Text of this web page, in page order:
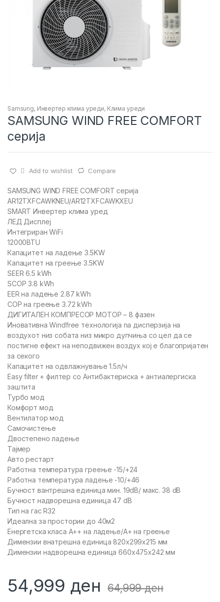
Samsung, Инвертер клима уреди, Клима уреди
SAMSUNG WIND FREE COMFORT
серија
Add to wishlist Compare
SAMSUNG WIND FREE COMFORT серија
AR12TXFCAWKNEU/AR12TXFCAWKXEU
SMART Инвертер клима уред
ЛЕД Дисплеј
Интегриран WiFi
12000BTU
Капацитет на ладење 3.5KW
Капацитет на греење 3.5KW
SEER 6.5 kWh
SCOP 3.8 kWh
EER на ладење 2.87 kWh
COP на греење 3.72 kWh
ДИГИТАЛЕН КОМПРЕСОР МОТОР – 8 фазен
Иновативна Windfree технологија na дисперзија на
воздухот низ собата низ микро дупчиња со цел да се
постигне ефект на неподвижен воздух кој е благопријатен
за секого
Капацитет на одвлажнување 1.5л/ч
Easy filter + филтер со Антибактериска + антиалергиска
заштита
Турбо мод
Комфорт мод
Вентилатор мод
Самочистење
Двостепено ладење
Тајмер
Авто рестарт
Работна температура греење -15/+24
Работна температура ладење -10/+46
Бучност вантрешна единица мин. 19dB/ макс. 38 dB
Бучност надворешна единица 47 dB
Тип на гас R32
Идеална за простории до 40м2
Енергетска класа А++ на ладење/А+ на греење
Димензии внатрешна единица 820x299x215 мм
Димензии надворешна единица 660x475x242 мм
54,999 ден 64,999ден